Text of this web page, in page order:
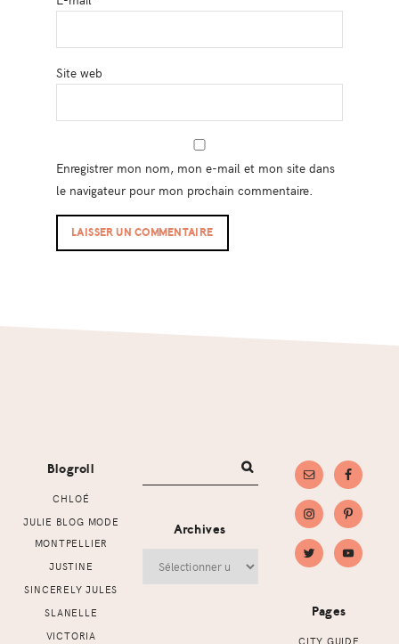
Site web
Enregistrer mon nom, mon e-mail et mon site dans
le navigateur pour mon prochain commentaire.
Blogroll
CHLOÉ
JULIE BLOG MODE
MONTPELLIER
JUSTINE
SINCERELY JULES
SLANELLE
VICTORIA
Archives
Pages
CITY GUIDE